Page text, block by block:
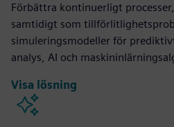
Förbättra kontinuerligt
samtidigt som
simuleringsmodeller för
analys, AI och
Visa lösning